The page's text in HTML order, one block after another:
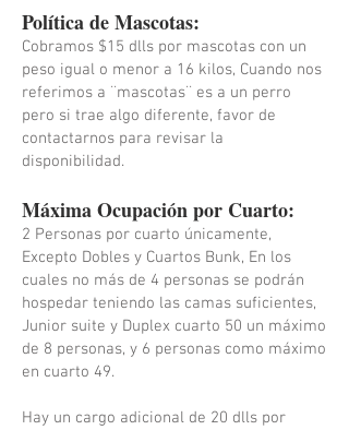
Política de Mascotas:
Cobramos $15 dlls por mascotas con un
peso igual o menor a 16 kilos, Cuando nos
referimos a ¨mascotas¨ es a un perro
pero si trae algo diferente, favor de
contactarnos para revisar la
disponibilidad.
Máxima Ocupación por Cuarto:
2 Personas por cuarto únicamente,
Excepto Dobles y Cuartos Bunk, En los
cuales no más de 4 personas se podrán
hospedar teniendo las camas suficientes,
Junior suite y Duplex cuarto 50 un máximo
de 8 personas, y 6 personas como máximo
en cuarto 49.
Hay un cargo adicional de 20 dlls por